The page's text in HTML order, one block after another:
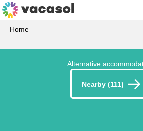
Home
Alternative
Nearby (111)